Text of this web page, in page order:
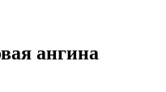
ангина